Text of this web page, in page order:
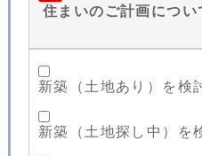
住まいのご計画につい
新築（土地あり）を検
新築（土地探し中）を